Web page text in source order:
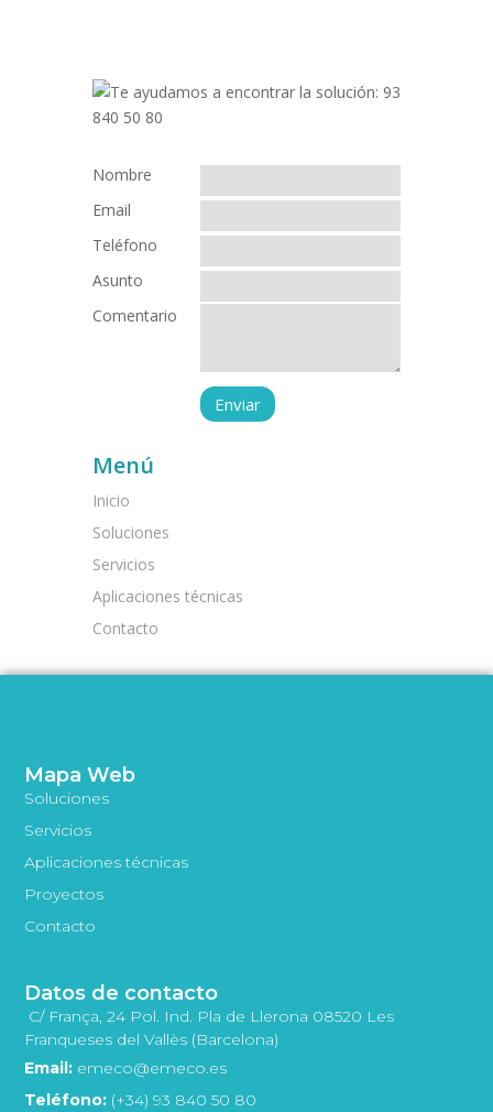
Nombre
Email
Teléfono
Asunto
Comentario
Menú
Inicio
Soluciones
Servicios
Aplicaciones técnicas
Contacto
Mapa Web
Soluciones
Servicios
Aplicaciones técnicas
Proyectos
Contacto
Datos de contacto
C/ França, 24 Pol. Ind. Pla de Llerona 08520 Les
Franqueses del Vallès (Barcelona)
Email: emeco@emeco.es
Teléfono: (+34) 93 840 50 80